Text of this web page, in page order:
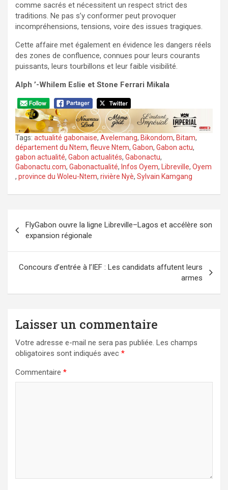
comme sacrés et nécessitent un respect strict des
traditions. Ne pas s’y conformer peut provoquer
incompréhensions, tensions, voire des issues tragiques.
Cette affaire met également en évidence les dangers réels
des zones de confluence, connues pour leurs courants
puissants, leurs tourbillons et leur faible visibilité.
Alph ’-Whilem Eslie et Stone Ferrari Mikala
Tags: actualité gabonaise, Avelemang, Bikondom, Bitam,
département du Ntem, fleuve Ntem, Gabon, Gabon actu,
gabon actualité, Gabon actualités, Gabonactu,
Gabonactu.com, Gabonactualité, Infos Oyem, Libreville, Oyem
, province du Woleu-Ntem, rivière Nyè, Sylvain Kamgang
de
l’article
FlyGabon ouvre la ligne Libreville–Lagos et accélère son
expansion régionale
Concours d’entrée à l’IEF : Les candidats affutent leurs
armes
Laisser un commentaire
Votre adresse e-mail ne sera pas publiée. Les champs
obligatoires sont indiqués avec *
Commentaire *